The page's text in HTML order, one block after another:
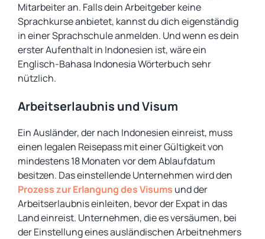
Mitarbeiter an. Falls dein Arbeitgeber keine
Sprachkurse anbietet, kannst du dich eigenständig
in einer Sprachschule anmelden. Und wenn es dein
erster Aufenthalt in Indonesien ist, wäre ein
Englisch-Bahasa Indonesia Wörterbuch sehr
nützlich.
Arbeitserlaubnis und Visum
Ein Ausländer, der nach Indonesien einreist, muss
einen legalen Reisepass mit einer Gültigkeit von
mindestens 18 Monaten vor dem Ablaufdatum
besitzen. Das einstellende Unternehmen wird den
Prozess zur Erlangung des Visums und der
Arbeitserlaubnis einleiten, bevor der Expat in das
Land einreist. Unternehmen, die es versäumen, bei
der Einstellung eines ausländischen Arbeitnehmers